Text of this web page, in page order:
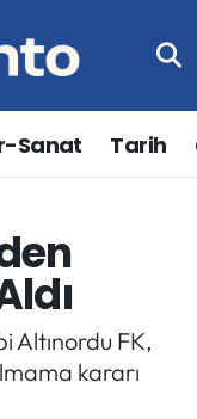
Sanat Tarih
Altınordu FK,
kararı